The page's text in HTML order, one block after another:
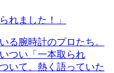
れました！」
る腕時計のプロたち。
つい「一本取られ
いて、熱く語っていた